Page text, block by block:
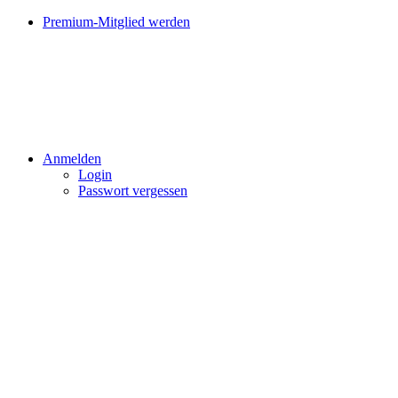
Premium-Mitglied werden
Anmelden
Login
Passwort vergessen